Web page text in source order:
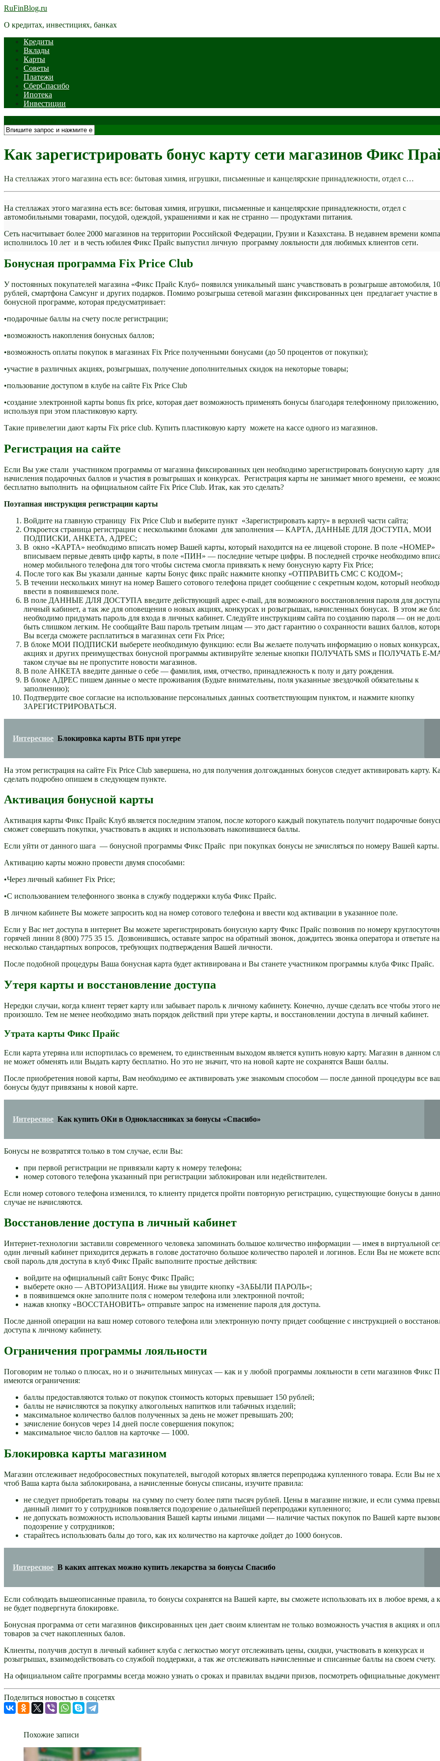
RuFinBlog.ru
О кредитах, инвестициях, банках
Кредиты
Вклады
Карты
Советы
Платежи
СберСпасибо
Ипотека
Инвестиции
Как зарегистрировать бонус карту сети магазинов Фикс
На стеллажах этого магазина есть все: бытовая химия, игрушки, письменные и канцелярские принадлежности, отдел с…
На стеллажах этого магазина есть все: бытовая химия, игрушки, письменные и канцелярские принадлежности, отдел с
автомобильными товарами, посудой, одеждой, украшениями и как не странно — продуктами питания.
Сеть насчитывает более 2000 магазинов на территории Российской Федерации, Грузии и Казахстана. В недавнем времени
исполнилось 10 лет и в честь юбилея Фикс Прайс выпустил личную программу лояльности для любимых клиентов сети.
Бонусная программа Fix Price Club
У постоянных покупателей магазина «Фикс Прайс Клуб» появился уникальный шанс учавствовать в розыгрыше автомобиля,
рублей, смартфона Самсунг и других подарков. Помимо розыгрыша сетевой магазин фиксированных цен предлагает участие в
бонусной программе, которая предусматривает:
•подарочные баллы на счету после регистрации;
•возможность накопления бонусных баллов;
•возможность оплаты покупок в магазинах Fix Price полученными бонусами (до 50 процентов от покупки);
•участие в различных акциях, розыгрышах, получение дополнительных скидок на некоторые товары;
•пользование доступом в клубе на сайте Fix Price Club
•создание электронной карты bonus fix price, которая дает возможность применять бонусы благодаря телефонному приложению,
используя при этом пластиковую карту.
Такие привелегии дают карты Fix price club. Купить пластиковую карту можете на кассе одного из магазинов.
Регистрация на сайте
Если Вы уже стали участником программы от магазина фиксированных цен необходимо зарегистрировать бонусную карту для
начисления подарочных баллов и участия в розыгрышах и конкурсах. Регистрация карты не занимает много времени, ее
бесплатно выполнить на официальном сайте Fix Price Club. Итак, как это сделать?
Поэтапная инструкция регистрации карты
Войдите на главную страницу Fix Price Club и выберите пункт «Зарегистрировать карту» в верхней части сайта;
Откроется страница регистрации с несколькими блоками для заполнения — КАРТА, ДАННЫЕ ДЛЯ ДОСТУПА, МОИ
ПОДПИСКИ, АНКЕТА, АДРЕС;
В окно «КАРТА» необходимо вписать номер Вашей карты, который находится на ее лицевой стороне. В поле «НОМЕР»
вписываем первые девять цифр карты, в поле «ПИН» — последние четыре цифры. В последней строчке необходимо
номер мобильного телефона для того чтобы система смогла привязать к нему бонусную карту Fix Рrice;
После того как Вы указали данные карты Бонус фикс прайс нажмите кнопку «ОТПРАВИТЬ СМС С КОДОМ»;
В течении нескольких минут на номер Вашего сотового телефона придет сообщение с секретным кодом, который
ввести в появившемся поле.
В поле ДАННЫЕ ДЛЯ ДОСТУПА введите действующий адрес e-mail, для возможного восстановления пароля для
личный кабинет, а так же для оповещения о новых акциях, конкурсах и розыгрышах, начисленных бонусах. В этом же
необходимо придумать пароль для входа в личных кабинет. Следуйте инструкциям сайта по созданию пароля — он не
быть слишком легким. Не сообщайте Ваш пароль третьим лицам — это даст гарантию о сохранности ваших баллов,
Вы всегда сможете расплатиться в магазинах сети Fix Price;
В блоке МОИ ПОДПИСКИ выберете необходимую функцию: если Вы желаете получать информацию о новых конкурсах,
акциях и других преимуществах бонусной программы активируйте зеленые кнопки ПОЛУЧАТЬ SMS и ПОЛУЧАТЬ E-
таком случае вы не пропустите новости магазинов.
В поле АНКЕТА введите данные о себе — фамилия, имя, отчество, принадлежность к полу и дату рождения.
В блоке АДРЕС пишем данные о месте проживания (Будьте внимательны, поля указанные звездочкой обязательны к
заполнению);
Подтвердите свое согласие на использование персональных данных соответствующим пунктом, и нажмите кнопку
ЗАРЕГИСТРИРОВАТЬСЯ.
Интересное Блокировка карты ВТБ при утере
На этом регистрация на сайте Fix Price Club завершена, но для получения долгожданных бонусов следует активировать карту.
сделать подробно опишем в следующем пункте.
Активация бонусной карты
Активация карты Фикс Прайс Клуб является последним этапом, после которого каждый покупатель получит подарочные
сможет совершать покупки, участвовать в акциях и использовать накопившиеся баллы.
Если уйти от данного шага — бонусной программы Фикс Прайс при покупках бонусы не зачисляться по номеру Вашей карты.
Активацию карты можно провести двумя способами:
•Через личный кабинет Fix Price;
•С использованием телефонного звонка в службу поддержки клуба Фикс Прайс.
В личном кабинете Вы можете запросить код на номер сотового телефона и ввести код активации в указанное поле.
Если у Вас нет доступа в интернет Вы можете зарегистрировать бонусную карту Фикс Прайс позвонив по номеру
горячей линии 8 (800) 775 35 15. Дозвонившись, оставьте запрос на обратный звонок, дождитесь звонка оператора и ответьте на
несколько стандартных вопросов, требующих подтверждения Вашей личности.
После подобной процедуры Ваша бонусная карта будет активирована и Вы станете участником программы клуба Фикс Прайс.
Утеря карты и восстановление доступа
Нередки случаи, когда клиент теряет карту или забывает пароль к личному кабинету. Конечно, лучше сделать все чтобы этого не
произошло. Тем не менее необходимо знать порядок действий при утере карты, и восстановлении доступа в личный кабинет.
Утрата карты Фикс Прайс
Если карта утеряна или испортилась со временем, то единственным выходом является купить новую карту. Магазин в данном
не может обменять или Выдать карту бесплатно. Но это не значит, что на новой карте не сохранятся Ваши баллы.
После приобретения новой карты, Вам необходимо ее активировать уже знакомым способом — после данной процедуры все
бонусы будут привязаны к новой карте.
Интересное Как купить ОКи в Одноклассниках за бонусы «Спасибо»
Бонусы не возвратятся только в том случае, если Вы:
при первой регистрации не привязали карту к номеру телефона;
номер сотового телефона указанный при регистрации заблокирован или недействителен.
Если номер сотового телефона изменился, то клиенту придется пройти повторную регистрацию, существующие бонусы в
случае не начисляются.
Восстановление доступа в личный кабинет
Интернет-технологии заставили современного человека запоминать большое количество информации — имея в виртуальной
один личный кабинет приходится держать в голове достаточно большое количество паролей и логинов. Если Вы не можете
свой пароль для доступа в клуб Фикс Прайс выполните простые действия:
войдите на официальный сайт Бонус Фикс Прайс;
выберете окно — АВТОРИЗАЦИЯ. Ниже вы увидите кнопку «ЗАБЫЛИ ПАРОЛЬ»;
в появившемся окне заполните поля с номером телефона или электронной почтой;
нажав кнопку «ВОССТАНОВИТЬ» отправьте запрос на изменение пароля для доступа.
После данной операции на ваш номер сотового телефона или электронную почту придет сообщение с инструкцией о
доступа к личному кабинету.
Ограничения программы лояльности
Поговорим не только о плюсах, но и о значительных минусах — как и у любой программы лояльности в сети магазинов Фикс
имеются ограничения:
баллы предоставляются только от покупок стоимость которых превышает 150 рублей;
баллы не начисляются за покупку алкогольных напитков или табачных изделий;
максимальное количество баллов полученных за день не может превышать 200;
зачисление бонусов через 14 дней после совершения покупок;
максимальное число баллов на карточке — 1000.
Блокировка карты магазином
Магазин отслеживает недобросовестных покупателей, выгодой которых является перепродажа купленного товара. Если Вы не
чтоб Ваша карта была заблокирована, а начисленные бонусы списаны, изучите правила:
не следует приобретать товары на сумму по счету более пяти тысяч рублей. Цены в магазине низкие, и если сумма
данный лимит то у сотрудников появляется подозрение о дальнейшей перепродажи купленного;
не допускать возможность использования Вашей карты иными лицами — наличие частых покупок по Вашей карте
подозрение у сотрудников;
старайтесь использовать балы до того, как их количество на карточке дойдет до 1000 бонусов.
Интересное В каких аптеках можно купить лекарства за бонусы Спасибо
Если соблюдать вышеописанные правила, то бонусы сохранятся на Вашей карте, вы сможете использовать их в любое время, а
не будет подвергнута блокировке.
Бонусная программа от сети магазинов фиксированных цен дает своим клиентам не только возможность участия в акциях и
товаров за счет накопленных балов.
Клиенты, получив доступ в личный кабинет клуба с легкостью могут отслеживать цены, скидки, участвовать в конкурсах и
розыгрышах, взаимодействовать со службой поддержки, а так же отслеживать начисленные и списанные баллы на своем счету.
На официальном сайте программы всегда можно узнать о сроках и правилах выдачи призов, посмотреть официальные
Поделиться новостью в соцсетях
Похожие записи